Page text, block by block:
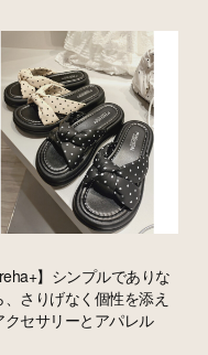
】シンプルでありな
、さりげなく個性を添え
クセサリーとアパレル